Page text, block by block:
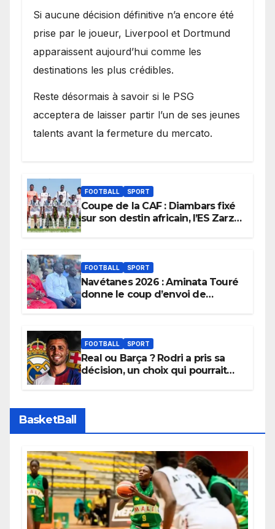
Si aucune décision définitive n’a encore été
prise par le joueur, Liverpool et Dortmund
apparaissent aujourd’hui comme les
destinations les plus crédibles.
Reste désormais à savoir si le PSG
acceptera de laisser partir l’un de ses jeunes
talents avant la fermeture du mercato.
FOOTBALL SPORT
Coupe de la CAF : Diambars fixé
sur son destin africain, l’ES Zarzis
FOOTBALL SPORT
Navétanes 2026 : Aminata Touré
donne le coup d’envoi de
apaisées.
FOOTBALL SPORT
Real ou Barça ? Rodri a pris sa
décision, un choix qui pourrait
BasketBall